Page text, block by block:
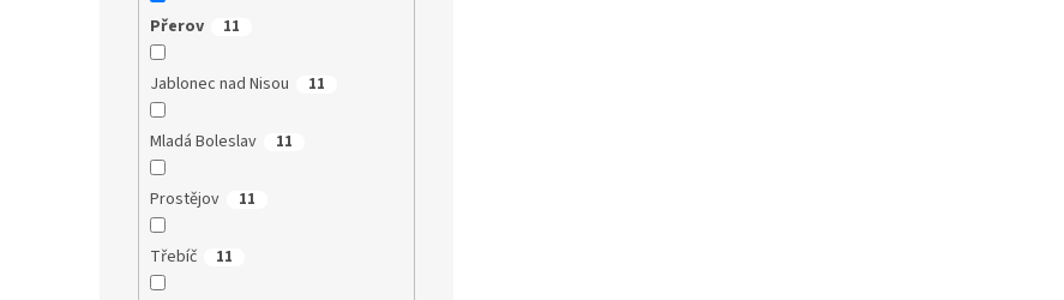
Přerov 11
Jablonec nad Nisou 11
Mladá Boleslav 11
Prostějov 11
Třebíč 11